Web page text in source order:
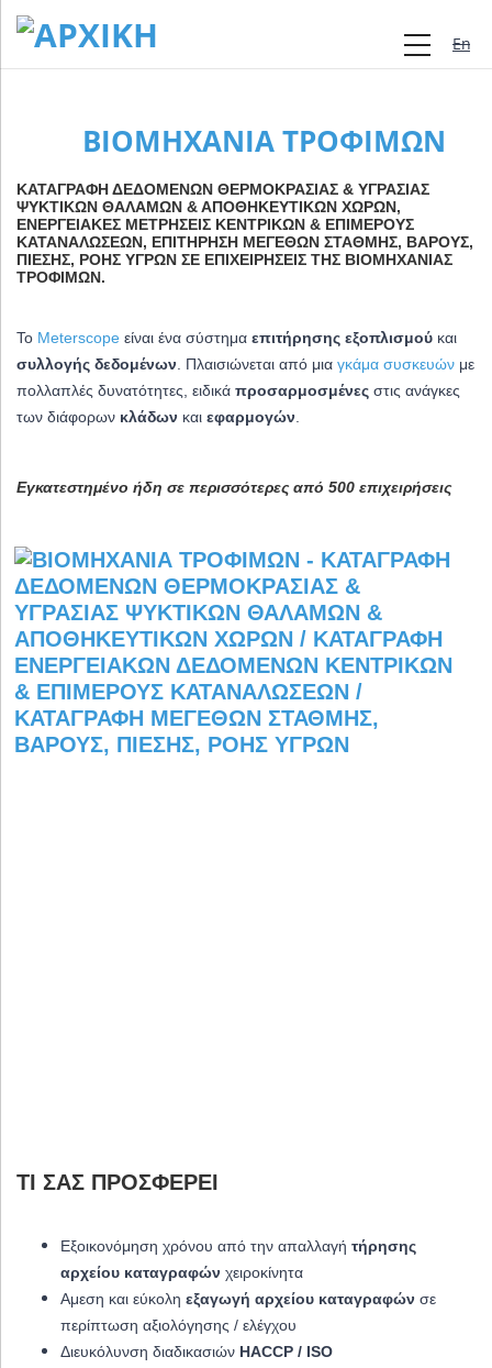
ΒΙΟΜΗΧΑΝΊΑ ΤΡΟΦΊΜΩΝ
ΚΑΤΑΓΡΑΦΉ ΔΕΔΟΜΈΝΩΝ ΘΕΡΜΟΚΡΑΣΊΑΣ & ΥΓΡΑΣΊΑΣ
ΨΥΚΤΙΚΏΝ ΘΑΛΆΜΩΝ & ΑΠΟΘΗΚΕΥΤΙΚΏΝ ΧΏΡΩΝ,
ΕΝΕΡΓΕΙΑΚΈΣ ΜΕΤΡΉΣΕΙΣ ΚΕΝΤΡΙΚΏΝ & ΕΠΙΜΈΡΟΥΣ
ΚΑΤΑΝΑΛΏΣΕΩΝ, ΕΠΙΤΉΡΗΣΗ ΜΕΓΕΘΏΝ ΣΤΆΘΜΗΣ, ΒΆΡΟΥΣ,
ΠΊΕΣΗΣ, ΡΟΉΣ ΥΓΡΏΝ ΣΕ ΕΠΙΧΕΙΡΉΣΕΙΣ ΤΗΣ ΒΙΟΜΗΧΑΝΊΑΣ
ΤΡΟΦΊΜΩΝ.
Το Meterscope είναι ένα σύστημα επιτήρησης εξοπλισμού και
συλλογής δεδομένων . Πλαισιώνεται από μια γκάμα συσκευών με
πολλαπλές δυνατότητες, ειδικά προσαρμοσμένες στις ανάγκες
των διάφορων κλάδων και εφαρμογών
Εγκατεστημένο ήδη σε περισσότερες από 500 επιχειρήσεις
ΤΙ ΣΑΣ ΠΡΟΣΦΈΡΕΙ
Εξοικονόμηση χρόνου από την απαλλαγή τήρησης
αρχείου καταγραφών χειροκίνητα
Αμεση και εύκολη εξαγωγή αρχείου καταγραφών σε
περίπτωση αξιολόγησης / ελέγχου
Διευκόλυνση διαδικασιών HACCP / ISO